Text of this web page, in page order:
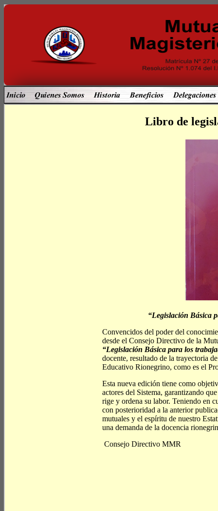
Libro de
“Legislación Básica
Convencidos del poder del
desde el Consejo Directivo de la
“Legislación Básica para los
docente, resultado de la trayectoria
Educativo Rionegrino, como es el
Esta nueva edición tiene como
actores del Sistema, garantizando
rige y ordena su labor. Teniendo en
con posterioridad a la anterior
mutuales y el espíritu de nuestro
una demanda de la docencia
Consejo Directivo MMR